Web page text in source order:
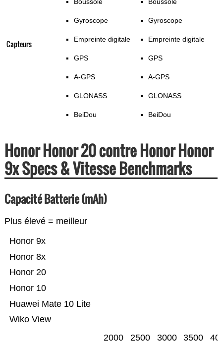
Capteurs
Gyroscope
Empreinte digitale
GPS
A-GPS
GLONASS
BeiDou
Gyroscope
Empreinte digitale
GPS
A-GPS
GLONASS
BeiDou
Honor Honor 20 contre Honor Honor
9x Specs & Vitesse Benchmarks
Capacité Batterie (mAh)
Plus élevé = meilleur
Wiko View
Huawei Mate 10 Lite
Honor 10
Honor 20
Honor 8x
Honor 9x
2000 2500 3000 3500